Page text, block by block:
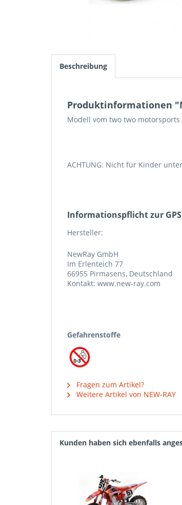
Beschreibung
Produktinformationen
Modell vom two two motorsports
ACHTUNG: Nicht für Kinder
Informations­pflicht zur
Hersteller:
NewRay GmbH
Im Erlenteich 77
66955 Pirmasens, Deutschland
Kontakt: www.new-ray.com
Gefahrenstoffe
Fragen zum Artikel?
Weitere Artikel von NEW-RAY
Kunden haben sich ebenfalls